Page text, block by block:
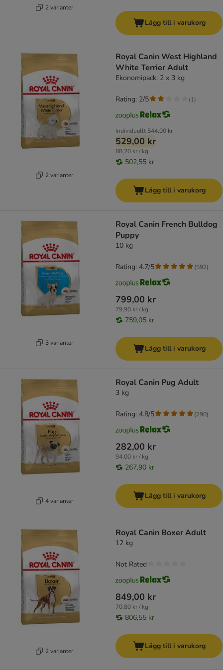
2 varianter
Lägg till i varukorg
2 varianter
Royal Canin West Highland
White Terrier Adult
Ekonomipack: 2 x 3 kg
Individuellt 544,00 kr
529,00 kr
88,20 kr / kg
502,55 kr
Rating: 2/5 (1)
Lägg till i varukorg
3 varianter
Royal Canin French Bulldog
Puppy
10 kg
799,00 kr
79,90 kr / kg
759,05 kr
Rating: 4.7/5 (592)
Lägg till i varukorg
4 varianter
Royal Canin Pug Adult
3 kg
282,00 kr
94,00 kr / kg
267,90 kr
Rating: 4.8/5 (290)
Lägg till i varukorg
2 varianter
Royal Canin Boxer Adult
12 kg
849,00 kr
70,80 kr / kg
806,55 kr
Not Rated
Lägg till i varukorg